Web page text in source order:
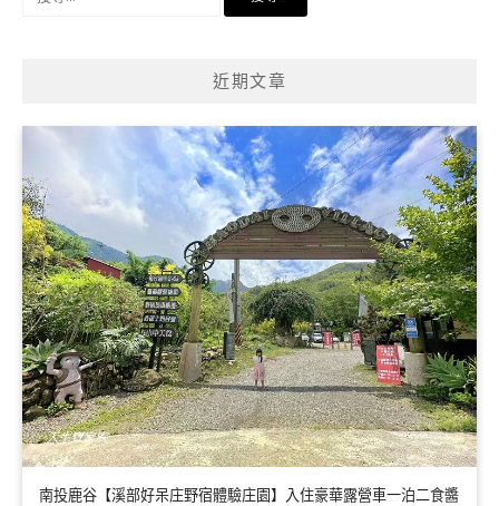
近期文章
南投鹿谷【溪部好呆庄野宿體驗庄園】入住豪華露營車一泊二食醬